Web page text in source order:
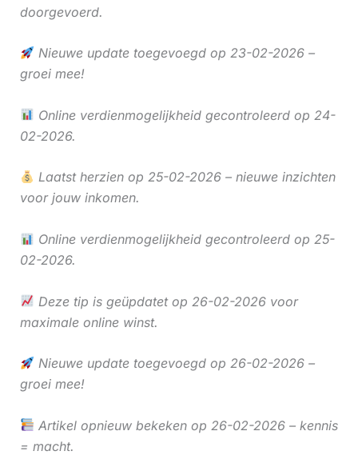
doorgevoerd.
Nieuwe update toegevoegd op 23-02-2026 –
groei mee!
Online verdienmogelijkheid gecontroleerd op 24-
02-2026.
Laatst herzien op 25-02-2026 – nieuwe inzichten
voor jouw inkomen.
Online verdienmogelijkheid gecontroleerd op 25-
02-2026.
Deze tip is geüpdatet op 26-02-2026 voor
maximale online winst.
Nieuwe update toegevoegd op 26-02-2026 –
groei mee!
Artikel opnieuw bekeken op 26-02-2026 – kennis
= macht.